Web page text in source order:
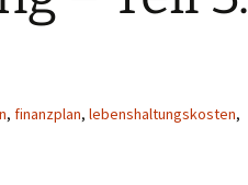
, finanzplan, lebenshaltungskosten,